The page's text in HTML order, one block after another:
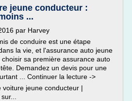
jeune conducteur :
...
par Harvey
de conduire est une étape
la vie, et l'assurance auto jeune
sa première assurance auto
Demandez un devis pour une
... Continuer la lecture ->
voiture jeune conducteur |